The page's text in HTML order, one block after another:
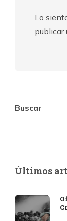
Lo
publicar
Buscar
Últimos